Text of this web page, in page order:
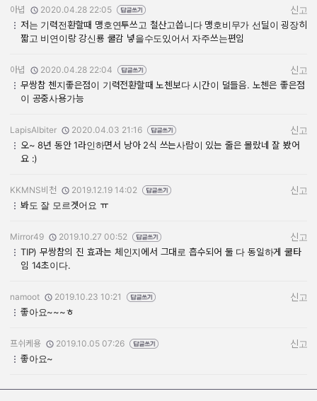
작성자:
아녑
작성일:
2020.04.28 22:05
신고
저는 기력전환할때 맹호연투쓰고 철산고씁니다 맹호비무가 선딜이 굉장히
짧고 비연이랑 강신룡 쿨감 넣을수도있어서 자주쓰는편임
작성자:
아녑
작성일:
2020.04.28 22:04
신고
무쌍참 첸지좋은점이 기력전환할때 노첸보다 시간이 덜들음. 노첸은 좋은점
이 공중사용가능
작성자:
LapisAlbiter
작성일:
2020.04.03 21:16
신고
오~ 8년 동안 1라인하면서 낭아 2식 쓰는사람이 있는 줄은 몰랐네 잘 봤어
요 :)
작성자:
KKMNS비천
작성일:
2019.12.19 14:02
신고
봐도 잘 모르겟어요 ㅠ
작성자:
Mirror49
작성일:
2019.10.27 00:52
신고
TIP) 무쌍참의 진 효과는 체인지에서 그대로 흡수되어 둘 다 동일하게 쿨타
임 14초이다.
작성자:
namoot
작성일:
2019.10.23 10:21
신고
좋아요~~~ㅎ
작성자:
프쉬케용
작성일:
2019.10.05 07:26
신고
좋아요~